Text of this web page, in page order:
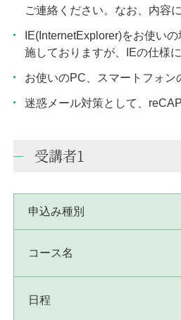
ご連絡ください。なお、内容
IE(InternetExplorer)をお使い
施しておりますが、IEの仕様
お使いのPC、スマートフォン
迷惑メール対策として、
受講者1
申込み種別
コース名
日程